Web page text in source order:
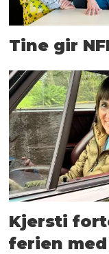
Tine gir
Kjersti
ferien